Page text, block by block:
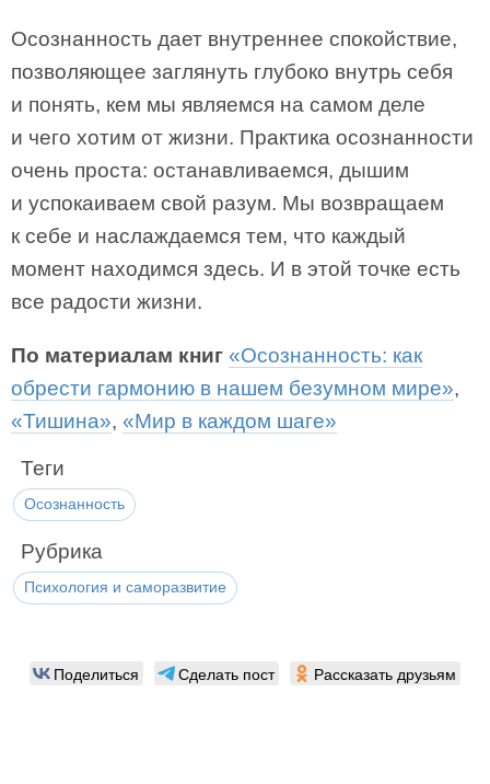
Осознанность дает внутреннее спокойствие,
позволяющее заглянуть глубоко внутрь себя
и понять, кем мы являемся на самом деле
и чего хотим от жизни. Практика осознанности
очень проста: останавливаемся, дышим
и успокаиваем свой разум. Мы возвращаем
к себе и наслаждаемся тем, что каждый
момент находимся здесь. И в этой точке есть
все радости жизни.
По материалам книг «Осознанность: как
обрести гармонию в нашем безумном мире»,
«Тишина», «Мир в каждом шаге»
Теги
Осознанность
Рубрика
Психология и саморазвитие
Поделиться Сделать пост Рассказать друзьям